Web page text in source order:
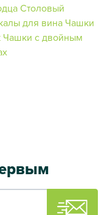
Столовый
для вина Чашки
Чашки с двойным